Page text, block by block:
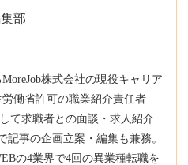
部
株式会社の現役キャリア
働省許可の職業紹介責任者
て求職者との面談・求人紹介
記事の企画立案・編集も兼務。
の4業界で4回の異業種転職を